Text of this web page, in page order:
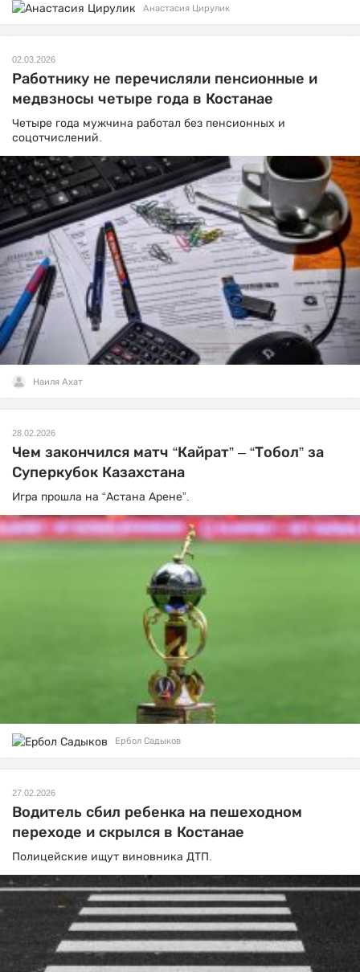
Анастасия Цирулик
02.03.2026
Работнику не перечисляли пенсионные и
медвзносы четыре года в Костанае
Четыре года мужчина работал без пенсионных и
соцотчислений.
Наиля Ахат
28.02.2026
Чем закончился матч “Кайрат” – “Тобол” за
Суперкубок Казахстана
Игра прошла на “Астана Арене”.
Ербол Садыков
27.02.2026
Водитель сбил ребенка на пешеходном
переходе и скрылся в Костанае
Полицейские ищут виновника ДТП.